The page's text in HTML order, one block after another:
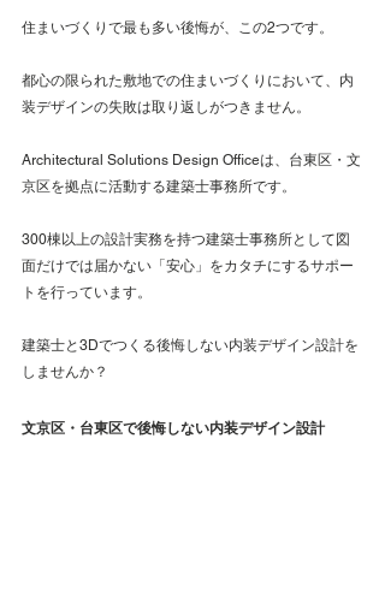
住まいづくりで最も多い後悔が、この2つです。
都心の限られた敷地での住まいづくりにおいて、内
装デザインの失敗は取り返しがつきません。
Architectural Solutions Design Officeは、台東区・文
京区を拠点に活動する建築士事務所です。
300棟以上の設計実務を持つ建築士事務所として図
面だけでは届かない「安心」をカタチにするサポー
トを行っています。
建築士と3Dでつくる後悔しない内装デザイン設計を
しませんか？
文京区・台東区で後悔しない内装デザイン設計